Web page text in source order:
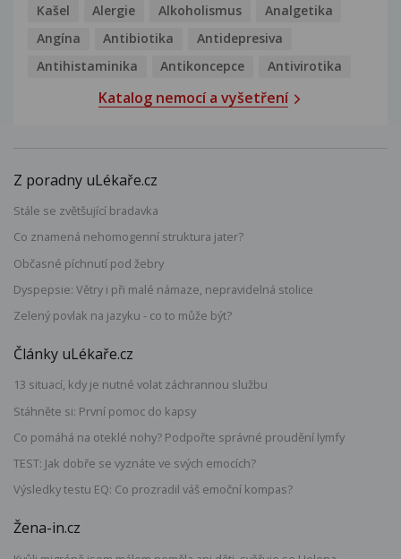
Kašel Alergie Alkoholismus
Analgetika
Angína
Antibiotika
Antidepresiva
Antihistaminika
Antikoncepce Antivirotika
Katalog nemocí a vyšetření
Z poradny uLékaře.cz
Stále se zvětšující bradavka
Co znamená nehomogenní struktura jater?
Občasné píchnutí pod žebry
Dyspepsie: Větry i při malé námaze, nepravidelná stolice
Zelený povlak na jazyku - co to může být?
Články uLékaře.cz
13 situací, kdy je nutné volat záchrannou službu
Stáhněte si: První pomoc do kapsy
Co pomáhá na oteklé nohy? Podpořte správné proudění lymfy
TEST: Jak dobře se vyznáte ve svých emocích?
Výsledky testu EQ: Co prozradil váš emoční kompas?
Žena-in.cz